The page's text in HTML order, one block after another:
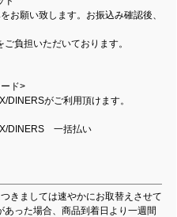
お願い致します。お振込み確認後、
負担いただいております。
ド>
DINERSがご利用頂けます。
DINERS 一括払い
きましては速やかにお取替えさせて
あった場合、商品到着日より一週間